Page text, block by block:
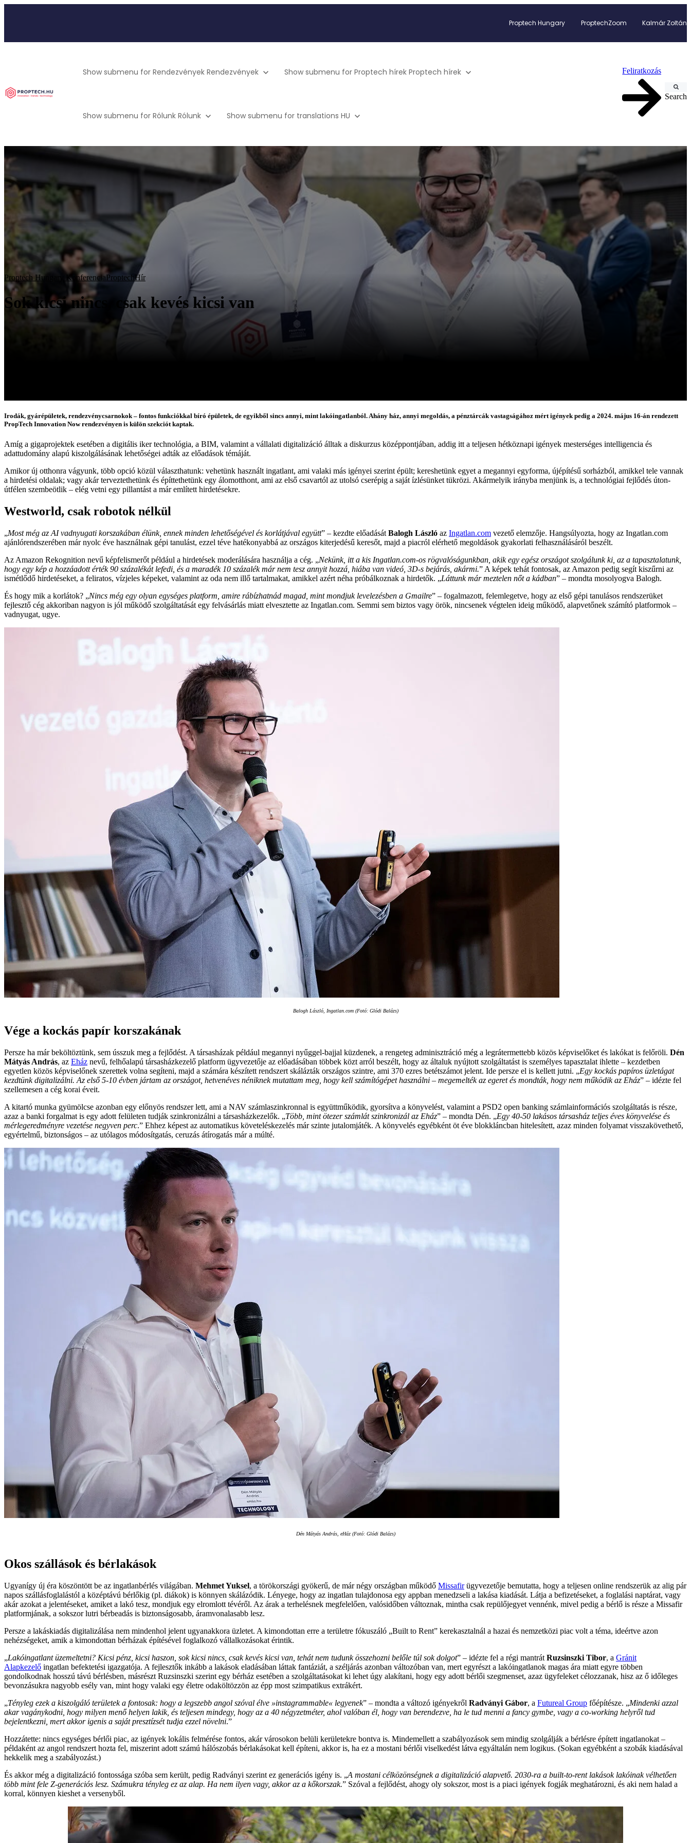
Proptech Hungary ProptechZoom Kalmár Zoltán
Show submenu for Rendezvények Rendezvények Show submenu for Proptech hírek Proptech hírek
Show submenu for Rólunk Rólunk Show submenu for translations HU
Feliratkozás
Search
Proptech Hungary KonferenciaProptechHír
Sok kicsi nincs, csak kevés kicsi van
Irodák, gyárépületek, rendezvénycsarnokok – fontos funkciókkal bíró épületek, de egyikből sincs annyi, mint lakóingatlanból. Ahány ház, annyi megoldás, a pénztárcák vastagságához mért igények pedig a 2024. május 16-án rendezett
PropTech Innovation Now rendezvényen is külön szekciót kaptak.
Amíg a gigaprojektek esetében a digitális iker technológia, a BIM, valamint a vállalati digitalizáció álltak a diskurzus középpontjában, addig itt a teljesen hétköznapi igények mesterséges intelligencia és
adattudomány alapú kiszolgálásának lehetőségei adták az előadások témáját.
Amikor új otthonra vágyunk, több opció közül választhatunk: vehetünk használt ingatlant, ami valaki más igényei szerint épült­; kereshetünk egyet a megannyi egyforma, újépítésű sorházból, amikkel tele vannak
a hirdetési oldalak; vagy akár terveztethetünk és építtethetünk egy álomotthont, ami az első csavartól az utolsó cserépig a saját ízlésünket tükrözi. Akármelyik irányba menjünk is, a technológiai fejlődés úton-
útfélen szembeötlik – elég vetni egy pillantást a már említett hirdetésekre.
Westworld, csak robotok nélkül
„Most még az AI vadnyugati korszakában élünk, ennek minden lehetőségével és korlátjával együtt” – kezdte előadását Balogh László az Ingatlan.com vezető elemzője. Hangsúlyozta, hogy az Ingatlan.com
ajánlórendszerében már nyolc éve használnak gépi tanulást, ezzel téve hatékonyabbá az országos kiterjedésű keresőt, majd a piacról elérhető megoldások gyakorlati felhasználásáról beszélt.
Az Amazon Rekognition nevű képfelismerőt például a hirdetések moderálására használja a cég. „Nekünk, itt a kis Ingatlan.com-os rögvalóságunkban, akik egy egész országot szolgálunk ki, az a tapasztalatunk,
hogy egy kép a hozzáadott érték 90 százalékát lefedi, és a maradék 10 százalék már nem tesz annyit hozzá, hiába van videó, 3D-s bejárás, akármi.” A képek tehát fontosak, az Amazon pedig segít kiszűrni az
ismétlődő hirdetéseket, a feliratos, vízjeles képeket, valamint az oda nem illő tartalmakat, amikkel azért néha próbálkoznak a hirdetők. „Láttunk már meztelen nőt a kádban” – mondta mosolyogva Balogh.
És hogy mik a korlátok? „Nincs még egy olyan egységes platform, amire rábízhatnád magad, mint mondjuk levelezésben a Gmailre” – fogalmazott, felemlegetve, hogy az első gépi tanulásos rendszerüket
fejlesztő cég akkoriban nagyon is jól működő szolgáltatását egy felvásárlás miatt elvesztette az Ingatlan.com. Semmi sem biztos vagy örök, nincsenek végtelen ideig működő, alapvetőnek számító platformok –
vadnyugat, ugye.
Balogh László, Ingatlan.com (Fotó: Glódi Balázs)
Vége a kockás papír korszakának
Persze ha már beköltöztünk, sem ússzuk meg a fejlődést. A társasházak például megannyi nyűggel-bajjal küzdenek, a rengeteg adminisztráció még a legrátermettebb közös képviselőket és lakókat is felőröli. Dén
Mátyás András, az Eház nevű, felhőalapú társasházkezelő platform ügyvezetője az előadásában többek közt arról beszélt, hogy az általuk nyújtott szolgáltatást is személyes tapasztalat ihlette – kezdetben
egyetlen közös képviselőnek szerettek volna segíteni, majd a számára készített rendszert skálázták országos szintre, ami 370 ezres betétszámot jelent. Ide persze el is kellett jutni. „Egy kockás papíros üzletágat
kezdtünk digitalizálni. Az első 5-10 évben jártam az országot, hetvenéves néniknek mutattam meg, hogy kell számítógépet használni – megemelték az egeret és mondták, hogy nem működik az Eház” – idézte fel
szellemesen a cég korai éveit.
A kitartó munka gyümölcse azonban egy előnyös rendszer lett, ami a NAV számlaszinkronnal is együttműködik, gyorsítva a könyvelést, valamint a PSD2 open banking számlainformációs szolgáltatás is része,
azaz a banki forgalmat is egy adott felületen tudják szinkronizálni a társasházkezelők. „Több, mint ötezer számlát szinkronizál az Eház” – mondta Dén. „Egy 40-50 lakásos társasház teljes éves könyvelése és
mérlegeredményre vezetése negyven perc.” Ehhez képest az automatikus követeléskezelés már szinte jutalomjáték. A könyvelés egyébként öt éve blokkláncban hitelesített, azaz minden folyamat visszakövethető,
egyértelmű, biztonságos – az utólagos módosítgatás, ceruzás átírogatás már a múlté.
Dén Mátyás András, eHáz (Fotó: Glódi Balázs)
Okos szállások és bérlakások
Ugyanígy új éra köszöntött be az ingatlanbérlés világában. Mehmet Yuksel, a törökországi gyökerű, de már négy országban működő Missafir ügyvezetője bemutatta, hogy a teljesen online rendszerük az alig pár
napos szállásfoglalástól a középtávú bérlőkig (pl. diákok) is könnyen skálázódik. Lényege, hogy az ingatlan tulajdonosa egy appban menedzseli a lakása kiadását. Látja a befizetéseket, a foglalási naptárat, vagy
akár azokat a jelentéseket, amiket a lakó tesz, mondjuk egy elromlott tévéről. Az árak a terhelésnek megfelelően, valósidőben változnak, mintha csak repülőjegyet vennénk, mivel pedig a bérlő is része a Missafir
platformjának, a sokszor lutri bérbeadás is biztonságosabb, áramvonalasabb lesz.
Persze a lakáskiadás digitalizálása nem mindenhol jelent ugyanakkora üzletet. A kimondottan erre a területre fókuszáló „Built to Rent” kerekasztalnál a hazai és nemzetközi piac volt a téma, ideértve azon
nehézségeket, amik a kimondottan bérházak építésével foglalkozó vállalkozásokat érintik.
„Lakóingatlant üzemeltetni? Kicsi pénz, kicsi haszon, sok kicsi nincs, csak kevés kicsi van, tehát nem tudunk összehozni belőle túl sok dolgot” – idézte fel a régi mantrát Ruzsinszki Tibor, a Gránit
Alapkezelő ingatlan befektetési igazgatója. A fejlesztők inkább a lakások eladásában láttak fantáziát, a széljárás azonban változóban van, mert egyrészt a lakóingatlanok magas ára miatt egyre többen
gondolkodnak hosszú távú bérlésben, másrészt Ruzsinszki szerint egy bérház esetében a szolgáltatásokat ki lehet úgy alakítani, hogy egy adott bérlői szegmenset, azaz ügyfeleket célozzanak, hisz az ő időleges
bevonzásukra nagyobb esély van, mint hogy valaki egy életre odaköltözzön az épp most szimpatikus extrákért.
„Tényleg ezek a kiszolgáló területek a fontosak: hogy a legszebb angol szóval élve »instagrammable« legyenek” – mondta a változó igényekről Radványi Gábor, a Futureal Group főépítésze. „Mindenki azzal
akar vagánykodni, hogy milyen menő helyen lakik, és teljesen mindegy, hogy az a 40 négyzetméter, ahol valóban él, hogy van berendezve, ha le tud menni a fancy gymbe, vagy a co-working helyről tud
bejelentkezni, mert akkor igenis a saját presztízsét tudja ezzel növelni.”
Hozzátette: nincs egységes bérlői piac, az igények lokális felmérése fontos, akár városokon belüli kerületekre bontva is. Mindemellett a szabályozások sem mindig szolgálják a bérlésre épített ingatlanokat –
példaként az angol rendszert hozta fel, miszerint adott számú hálószobás bérlakásokat kell építeni, akkor is, ha ez a mostani bérlői viselkedést látva egyáltalán nem logikus. (Sokan egyébként a szobák kiadásával
hekkelik meg a szabályozást.)
És akkor még a digitalizáció fontossága szóba sem került, pedig Radványi szerint ez generációs igény is. „A mostani célközönségnek a digitalizáció alapvető. 2030-ra a built-to-rent lakások lakóinak vélhetően
több mint fele Z-generációs lesz. Számukra tényleg ez az alap. Ha nem ilyen vagy, akkor az a kőkorszak.” Szóval a fejlődést, ahogy oly sokszor, most is a piaci igények fogják meghatározni, és aki nem halad a
korral, könnyen kieshet a versenyből.